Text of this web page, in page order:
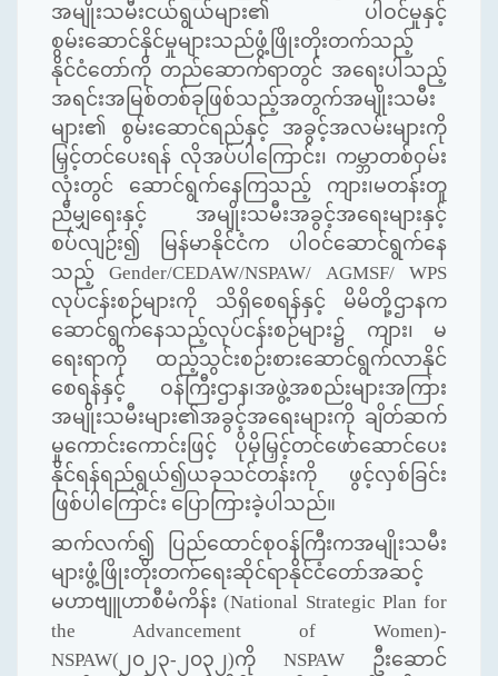
အမျိုးသမီးငယ်ရွယ်များ၏ ပါဝင်မှုနှင့်
စွမ်းဆောင်နိုင်မှုများသည်ဖွံ့ဖြိုးတိုးတက်သည့်
နိုင်ငံတော်ကို တည်ဆောက်ရာတွင် အရေးပါသည့်
အရင်းအမြစ်တစ်ခုဖြစ်သည့်အတွက်အမျိုးသမီး
များ၏ စွမ်းဆောင်ရည်နှင့် အခွင့်အလမ်းများကို
မြှင့်တင်ပေးရန် လိုအပ်ပါကြောင်း၊ ကမ္ဘာတစ်ဝှမ်း
လုံးတွင် ဆောင်ရွက်နေကြသည့် ကျား၊မတန်းတူ
ညီမျှရေးနှင့် အမျိုးသမီးအခွင့်အရေးများနှင့်
စပ်လျဉ်း၍ မြန်မာနိုင်ငံက ပါဝင်ဆောင်ရွက်နေ
သည့်Gender/CEDAW/NSPAW/ AGMSF/ WPS
လုပ်ငန်းစဉ်များကို သိရှိစေရန်နှင့် မိမိတို့ဌာနက
ဆောင်ရွက်နေသည့်လုပ်ငန်းစဉ်များ၌ ကျား၊ မ
ရေးရာကို ထည့်သွင်းစဉ်းစားဆောင်ရွက်လာနိုင်
စေရန်နှင့် ဝန်ကြီးဌာန၊အဖွဲ့အစည်းများအကြား
အမျိုးသမီးများ၏အခွင့်အရေးများကို ချိတ်ဆက်
မှုကောင်းကောင်းဖြင့် ပိုမိုမြှင့်တင်ဖော်ဆောင်ပေး
နိုင်ရန်ရည်ရွယ်၍ယခုသင်တန်းကို ဖွင့်လှစ်ခြင်း
ဖြစ်ပါကြောင်း ပြောကြားခဲ့ပါသည်။
ဆက်လက်၍ ပြည်ထောင်စုဝန်ကြီးကအမျိုးသမီး
များဖွံ့ဖြိုးတိုးတက်ရေးဆိုင်ရာနိုင်ငံတော်အဆင့်
မဟာဗျူဟာစီမံကိန်း (National Strategic Plan for
the Advancement of Women)-
NSPAW( ၂၀၂၃-၂၀၃၂)ကို NSPAW ဦးဆောင်